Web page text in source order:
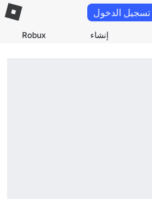
إنشاء Robux
تسجيل الدخول